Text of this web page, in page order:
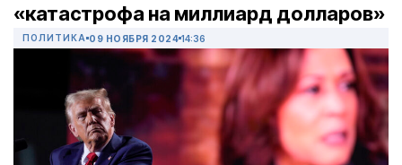
«катастрофа на миллиард долларов»
ПОЛИТИКА 09 НОЯБРЯ 2024 14:36